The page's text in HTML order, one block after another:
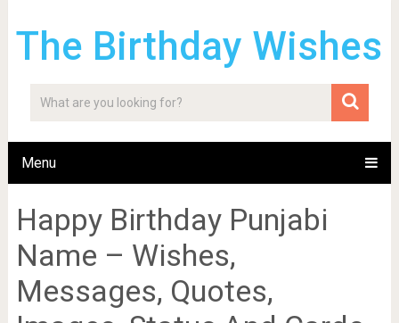
The Birthday Wishes
Menu
Happy Birthday Punjabi
Name – Wishes,
Messages, Quotes,